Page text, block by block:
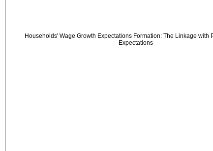
Households' Wage Growth Expectations Formation: The Linkage with
Expectations